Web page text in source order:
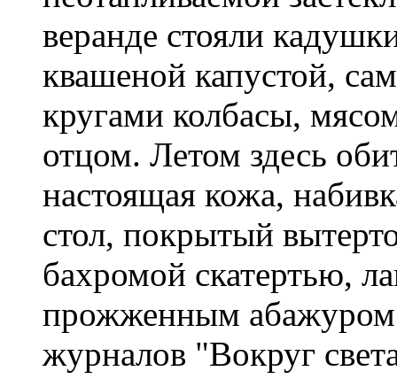
веранде стояли
квашеной капустой,
кругами колбасы,
отцом. Летом здесь
настоящая кожа,
стол, покрытый
бахромой скатертью,
прожженным
журналов "Вокруг